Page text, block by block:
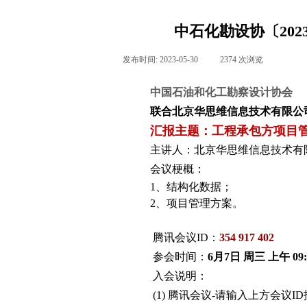
中石化勘设协〔
发布时间: 2023-05-30 2374 次浏览
中国石油和化工勘察设计协会
联合北京华思维信息技术有限公
汇报主题：工程承包方项目
主讲人： 北京华思维信息技术
会议梗概：
1、 结构化数据 ；
2、 项目管理方案。
腾讯会议ID： 354 917 402
参会时间： 6月7日 周三 上午
入会说明：
(1) 腾讯会议-请输入上方会议ID